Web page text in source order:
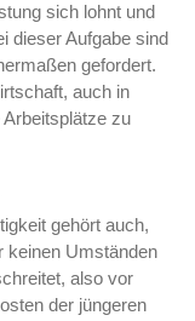
sich lohnt und
dieser Aufgabe sind
gefordert.
auch in
zu
gehört auch,
keinen Umständen
also vor
der jüngeren